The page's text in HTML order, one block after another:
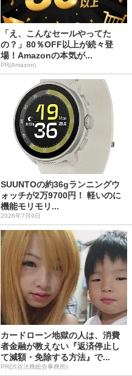
「え、こんなセールやってた
の？」80％OFF以上が続々登
場！Amazonの本気が...
PR(Amazon)
SUUNTOの約36gランニングウ
ォッチが2万9700円！ 軽いのに
機能モリモリ...
2026年7月9日
カードローン地獄の人は、消費
者金融が教えない『返済停止し
て減額・免除する方法』で...
PR(渋谷法務総合事務所)